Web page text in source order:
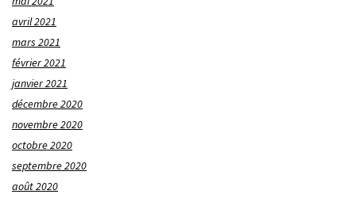
avril 2021
mars 2021
février 2021
janvier 2021
décembre 2020
novembre 2020
octobre 2020
septembre 2020
août 2020